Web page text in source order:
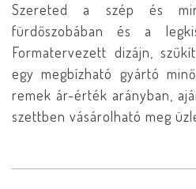
Szereted a szép és
fürdőszobában és a
Formatervezett dizájn,
egy megbízható gyártó
remek ár-érték arányban,
szettben vásárolható meg